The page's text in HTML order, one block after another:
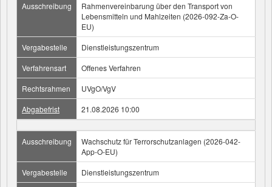
Ausschreibung
Rahmenvereinbarung über den Transport von
Lebensmitteln und Mahlzeiten (2026-092-Za-O-
EU)
Vergabestelle
Dienstleistungszentrum
Verfahrensart
Offenes Verfahren
Rechtsrahmen
UVgO/VgV
Abgabefrist
21.08.2026 10:00
Ausschreibung
Wachschutz für Terrorschutzanlagen (2026-042-
App-O-EU)
Vergabestelle
Dienstleistungszentrum